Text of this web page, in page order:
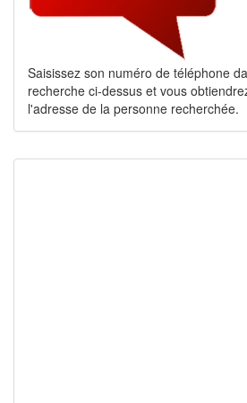
Saisissez son numéro de téléphone
recherche ci-dessus et vous
l'adresse de la personne recherchée.